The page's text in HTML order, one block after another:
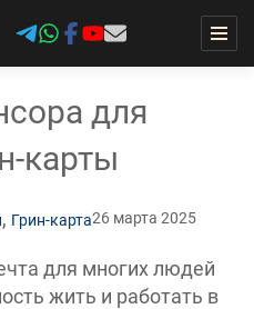
для
карты
, Грин-карта26 марта 2025
для многих людей
жить и работать в